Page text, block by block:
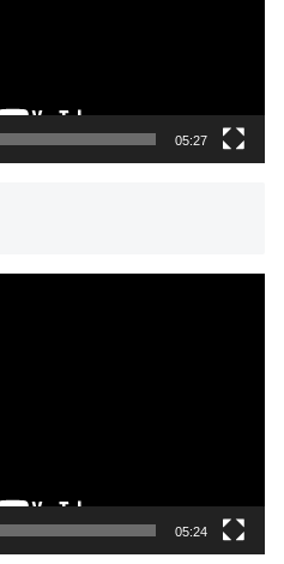
05:27
05:24